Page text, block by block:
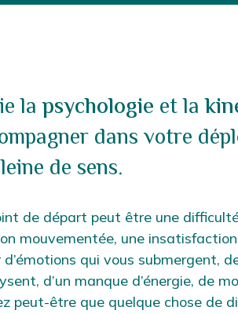
lapsychologie et la
dans votre
de sens.
de départ peut être une
mouvementée, une
d’émotions qui vous submergent,
d’un manque d’énergie, de
peut-être que quelque chose de